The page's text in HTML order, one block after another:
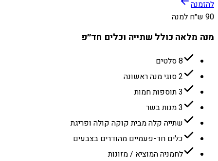
להזמנה
90 ש״ח למנה
מנה מלאה כולל שתייה וכלים חד״פ
8 סלטים
2 סוגי מנה ראשונה
3 תוספות חמות
3 מנות בשר
שתייה קלה מבית קוקה קולה ופריגת
כלים חד-פעמיים מהודרים בצבעים
לחמניה המוציא / מזונות